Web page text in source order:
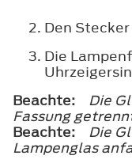
Den
Die
Beachte:
Die
Fassung
Beachte:
Die
Lampenglas